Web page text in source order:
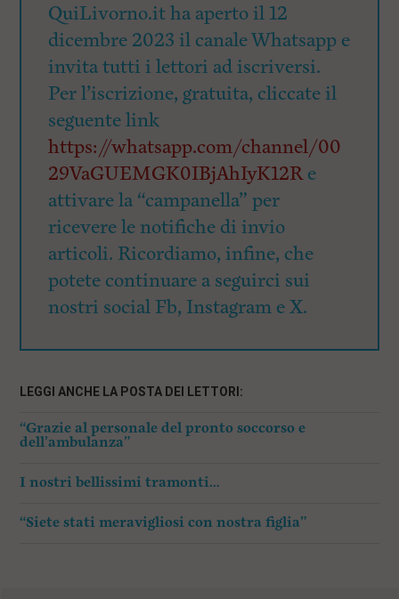
QuiLivorno.it ha aperto il 12
dicembre 2023 il canale Whatsapp e
invita tutti i lettori ad iscriversi.
Per l’iscrizione, gratuita, cliccate il
seguente link
https://whatsapp.com/channel/00
29VaGUEMGK0IBjAhIyK12Re
attivare la “campanella” per
ricevere le notifiche di invio
articoli. Ricordiamo, infine, che
potete continuare a seguirci sui
nostri social Fb, Instagram e X.
LEGGI ANCHE LA POSTA DEI LETTORI:
“Grazie al personale del pronto soccorso e
dell’ambulanza”
I nostri bellissimi tramonti…
“Siete stati meravigliosi con nostra figlia”